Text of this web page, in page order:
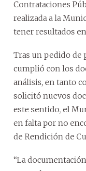
Contrataciones
realizada a la
tener resultados
Tras un pedido de
cumplió con los
análisis, en tanto
solicitó nuevos
este sentido, el
en falta por no
de Rendición de
“La